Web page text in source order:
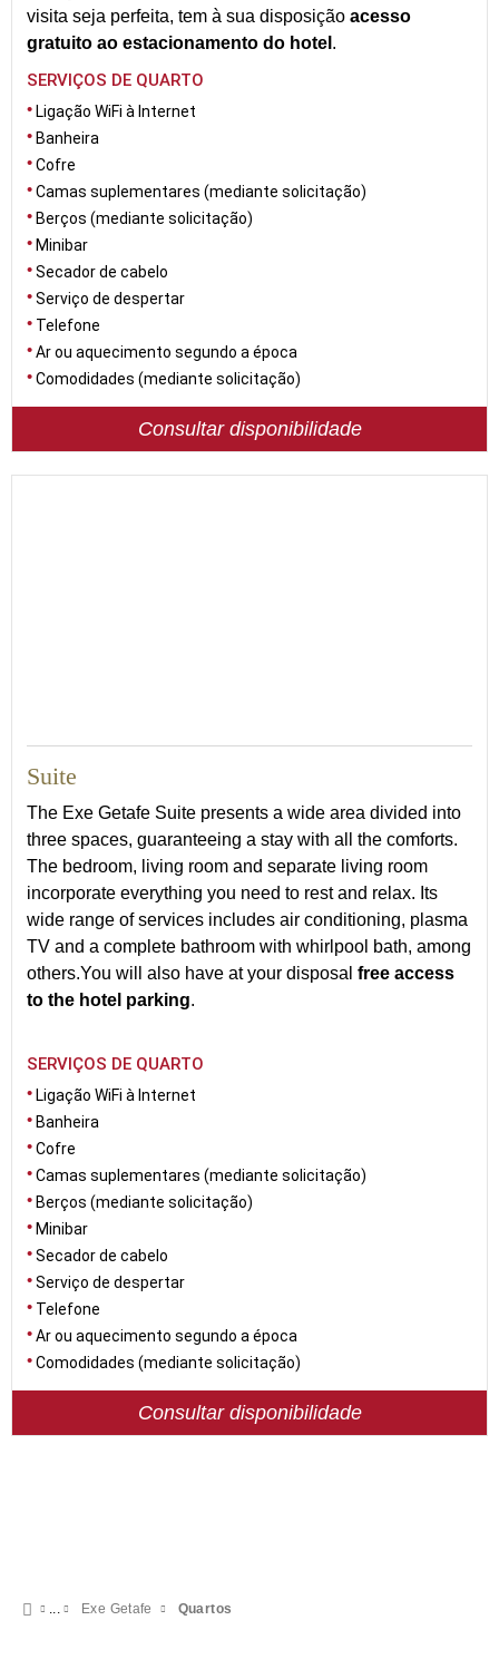
visita seja perfeita, tem à sua disposição acesso
gratuito ao estacionamento do hotel .
SERVIÇOS DE QUARTO
Ligação WiFi à Internet
Banheira
Cofre
Camas suplementares (mediante solicitação)
Berços (mediante solicitação)
Minibar
Secador de cabelo
Serviço de despertar
Telefone
Ar ou aquecimento segundo a época
Comodidades (mediante solicitação)
Consultar disponibilidade
Suite
The Exe Getafe Suite presents a wide area divided into
three spaces, guaranteeing a stay with all the comforts.
The bedroom, living room and separate living room
incorporate everything you need to rest and relax. Its
wide range of services includes air conditioning, plasma
TV and a complete bathroom with whirlpool bath, among
others.You will also have at your disposal free access
to the hotel parking.
SERVIÇOS DE QUARTO
Ligação WiFi à Internet
Banheira
Cofre
Camas suplementares (mediante solicitação)
Berços (mediante solicitação)
Minibar
Secador de cabelo
Serviço de despertar
Telefone
Ar ou aquecimento segundo a época
Comodidades (mediante solicitação)
Consultar disponibilidade
Exe Getafe Quartos